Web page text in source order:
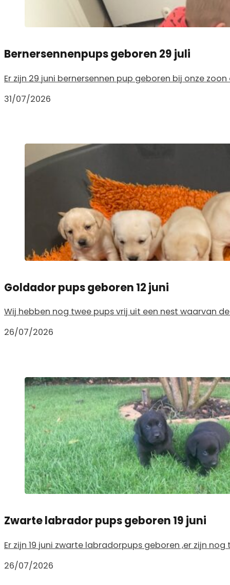
Bernersennenpups geboren 29 juli
Er zijn 29 juni bernersennen pup geboren bij onze
31/07/2026
Goldador pups geboren 12 juni
Wij hebben nog twee pups vrij uit een nest waarvan
26/07/2026
Zwarte labrador pups geboren 19 juni
Er zijn 19 juni zwarte labradorpups geboren ,er zijn
26/07/2026